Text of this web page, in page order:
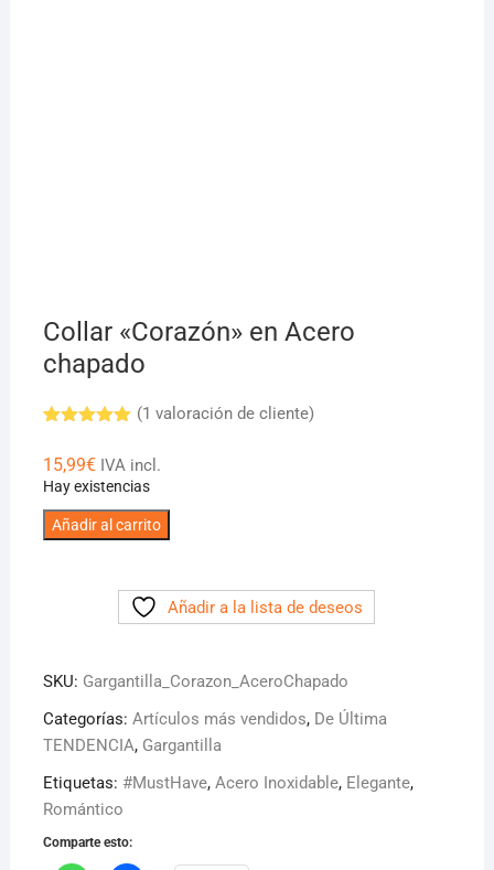
Collar «Corazón» en Acero
chapado
con 5.00
de 5 en
base a
de un
cliente
(1 valoración de cliente)
15,99€ IVA incl.
Hay existencias
Collar
Añadir al carrito
Añadir a la lista de deseos
SKU: Gargantilla_Corazon_AceroChapado
Categorías: Artículos más vendidos, De Última
TENDENCIA, Gargantilla
Etiquetas: #MustHave, Acero Inoxidable, Elegante,
Romántico
Comparte esto: